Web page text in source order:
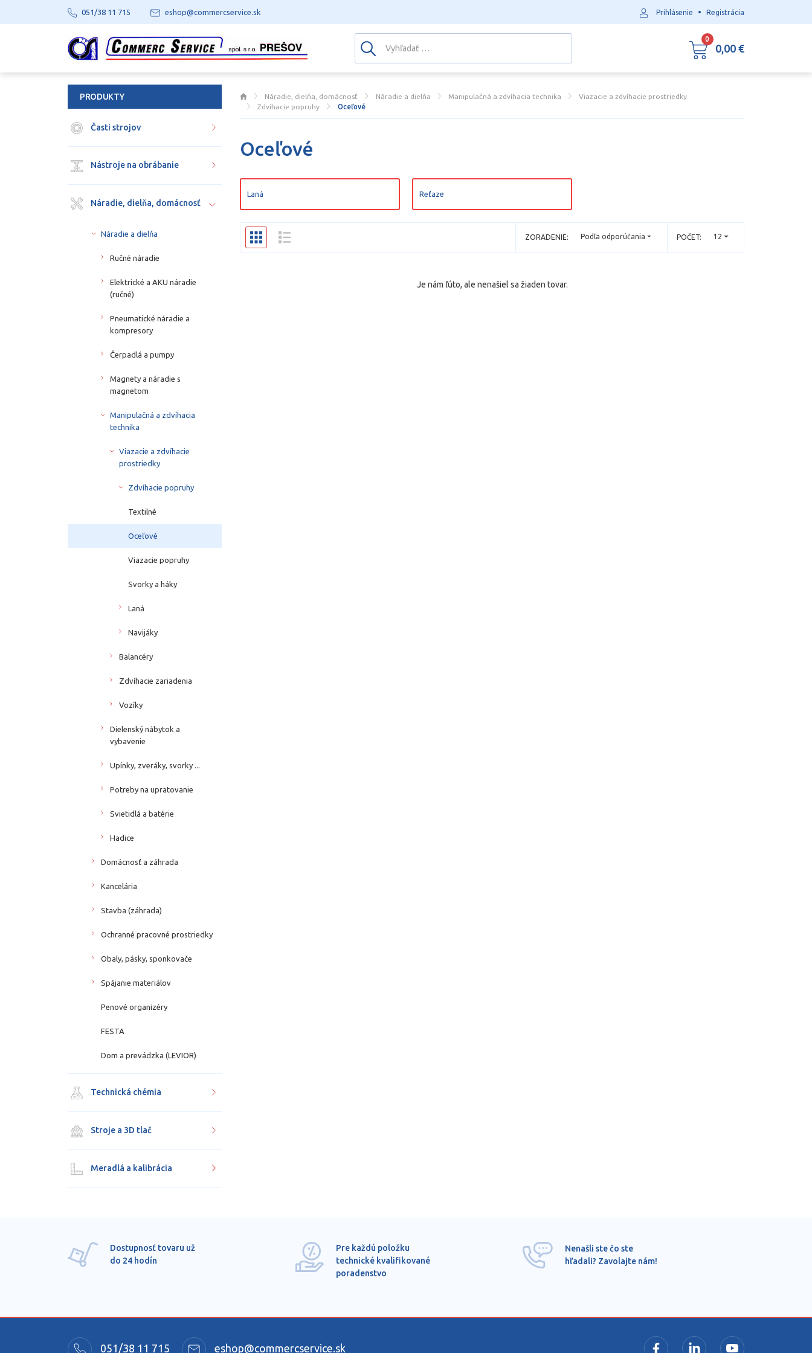
Náradie, dielňa, domácnosť Náradie a dielňa Manipulačná a zdvíhacia technika
Viazacie a zdvíhacie prostriedky
Zdvíhacie popruhy
Oceľové
Oceľové
Laná Reťaze
POČET: 12
ZORADENIE: Podľa odporúčania
Je nám ľúto, ale nenašiel sa žiaden tovar.
PRODUKTY
Časti strojov
Nástroje na obrábanie
Náradie, dielňa, domácnosť
Náradie a dielňa
Ručné náradie
Elektrické a AKU náradie
(ručné)
Pneumatické náradie a
kompresory
Čerpadlá a pumpy
Magnety a náradie s
magnetom
Manipulačná a zdvíhacia
technika
Viazacie a zdvíhacie
prostriedky
Zdvíhacie popruhy
Textilné
Oceľové
Viazacie popruhy
Svorky a háky
Laná
Navijáky
Balancéry
Zdvíhacie zariadenia
Vozíky
Dielenský nábytok a
vybavenie
Upínky, zveráky, svorky ...
Potreby na upratovanie
Svietidlá a batérie
Hadice
Domácnosť a záhrada
Kancelária
Stavba (záhrada)
Ochranné pracovné prostriedky
Obaly, pásky, sponkovače
Spájanie materiálov
Penové organizéry
FESTA
Dom a prevádzka (LEVIOR)
Technická chémia
Stroje a 3D tlač
Meradlá a kalibrácia
Dostupnosť tovaru už
do 24 hodín
Pre každú položku
technické kvalifikované
poradenstvo
Nenašli ste čo ste
hľadali? Zavolajte nám!
051/38 11 715 eshop@commercservice.sk
051/38 11 715 eshop@commercservice.sk Prihlásenie • Registrácia
0
0,00 €